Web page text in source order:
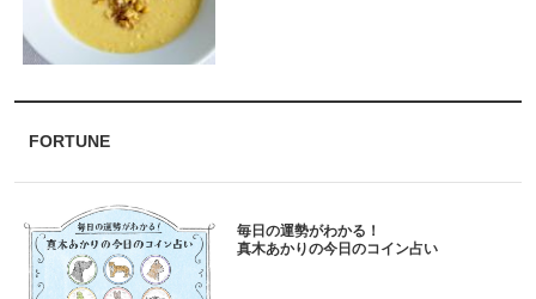
FORTUNE
毎日の運勢がわかる！